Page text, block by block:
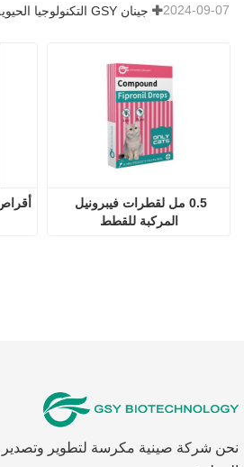
2024-09-07
المركبة للقطط
نحن شركة صينية مكرسة لتطوير وتصدير